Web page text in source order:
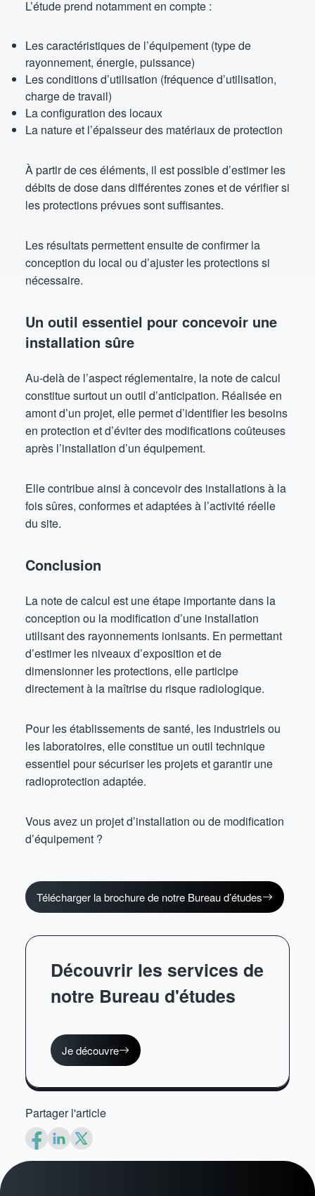
L’étude prend notamment en compte :
Les caractéristiques de l’équipement (type de
rayonnement, énergie, puissance)
Les conditions d’utilisation (fréquence d’utilisation,
charge de travail)
La configuration des locaux
La nature et l’épaisseur des matériaux de protection
À partir de ces éléments, il est possible d’estimer les
débits de dose dans différentes zones et de vérifier si
les protections prévues sont suffisantes.
Les résultats permettent ensuite de confirmer la
conception du local ou d’ajuster les protections si
nécessaire.
Un outil essentiel pour concevoir une
installation sûre
Au-delà de l’aspect réglementaire, la note de calcul
constitue surtout un outil d’anticipation. Réalisée en
amont d’un projet, elle permet d’identifier les besoins
en protection et d’éviter des modifications coûteuses
après l’installation d’un équipement.
Elle contribue ainsi à concevoir des installations à la
fois sûres, conformes et adaptées à l’activité réelle
du site.
Conclusion
La note de calcul est une étape importante dans la
conception ou la modification d’une installation
utilisant des rayonnements ionisants. En permettant
d’estimer les niveaux d’exposition et de
dimensionner les protections, elle participe
directement à la maîtrise du risque radiologique.
Pour les établissements de santé, les industriels ou
les laboratoires, elle constitue un outil technique
essentiel pour sécuriser les projets et garantir une
radioprotection adaptée.
Vous avez un projet d’installation ou de modification
d’équipement ?
Télécharger la brochure de notre Bureau d’études
Découvrir les services de
notre Bureau d'études
Je découvre
Partager l'article